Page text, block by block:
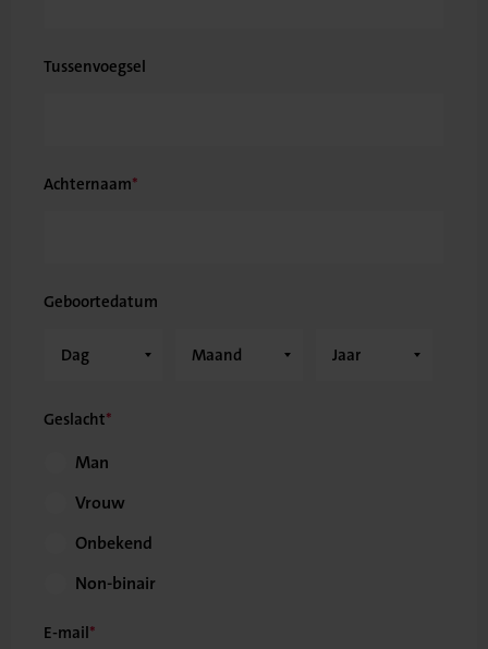
Tussenvoegsel
Achternaam
Geboortedatum
Geslacht
Man
Vrouw
Onbekend
Non-binair
E-mail